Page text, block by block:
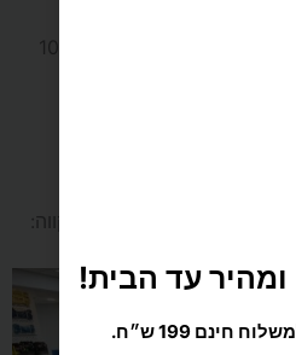
בבניין ללא מעלית מקומה 2 ומעלה יש תוספת הובלה של 100
טלפוני בלבד עם
12, פתח-תקווה:
חינם 199 ש״ח.
ומשקלים חריגים)